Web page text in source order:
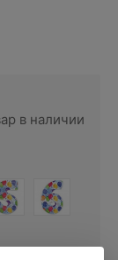
в наличии